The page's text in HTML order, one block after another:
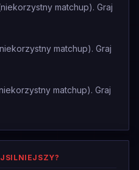
matchup). Graj
matchup). Graj
matchup). Graj